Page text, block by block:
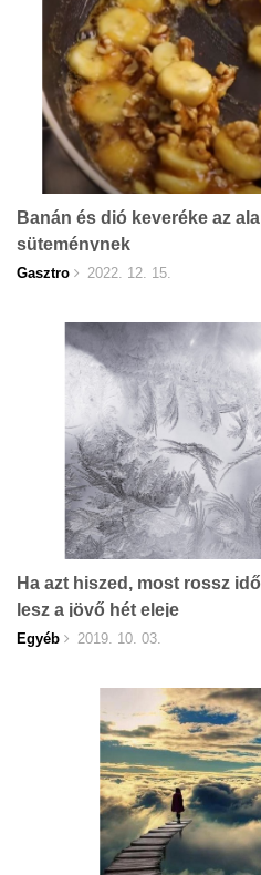
Banán és dió keveréke az
süteménynek
Gasztro 2022. 12. 15.
Ha azt hiszed, most rossz
lesz a jövő hét eleje
Egyéb 2019. 10. 03.